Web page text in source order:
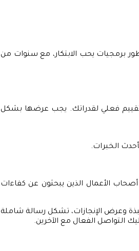
برمجيات يحب الابتكار، مع سنوات من
تقييم فعلي لقدراتك. يجب عرضها بشكل
الخبرات.
الأعمال الذين يبحثون عن كفاءات
وعرض الإنجازات، تشكل رسالة شاملة
الفعال مع الآخرين.